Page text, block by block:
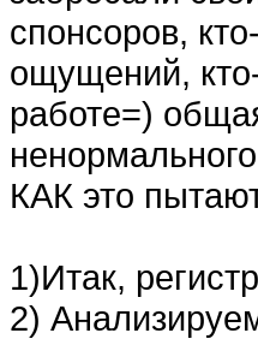
спонсоров,
ощущений,
работе=)
КАК это
1)Итак,
2)